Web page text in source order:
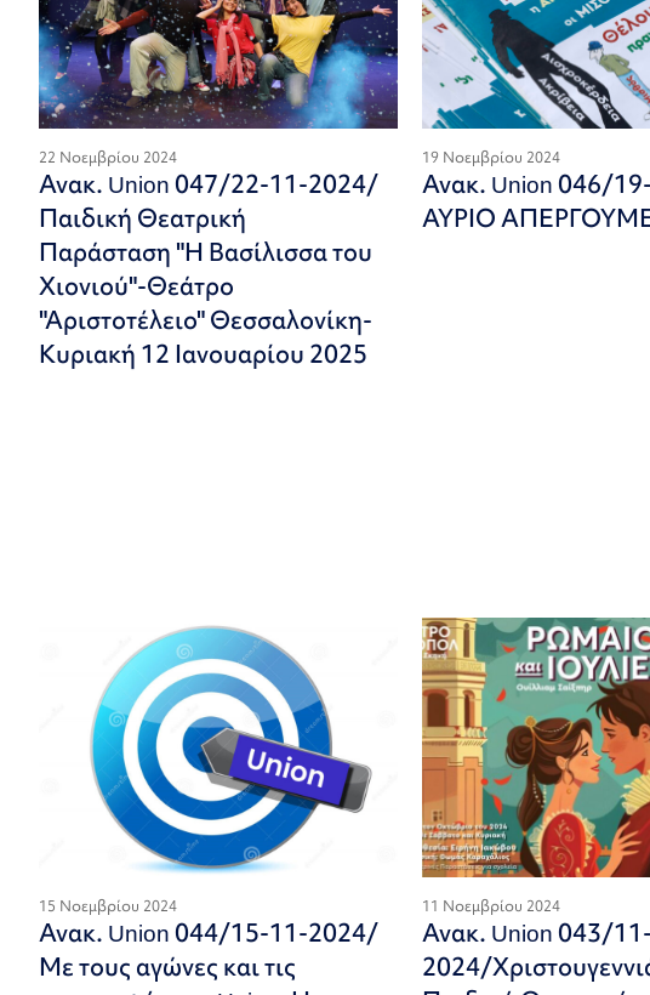
22 Νοεμβρίου 2024
Ανακ. Union 047/22-11-2024/
Παιδική Θεατρική
Παράσταση "Η Βασίλισσα του
Χιονιού"-Θεάτρο
"Αριστοτέλειο" Θεσσαλονίκη-
Κυριακή 12 Ιανουαρίου 2025
19 Νοεμβρίου 2024
Ανακ. Union 046/
ΑΥΡΙΟ
15 Νοεμβρίου 2024
Ανακ. Union 044/15-11-2024/
Με τους αγώνες και τις
11 Νοεμβρίου 2024
Ανακ. Union 043/
2024/